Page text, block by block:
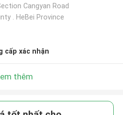
Cangyan Road
. HeBei Province
cấp xác nhận
thêm